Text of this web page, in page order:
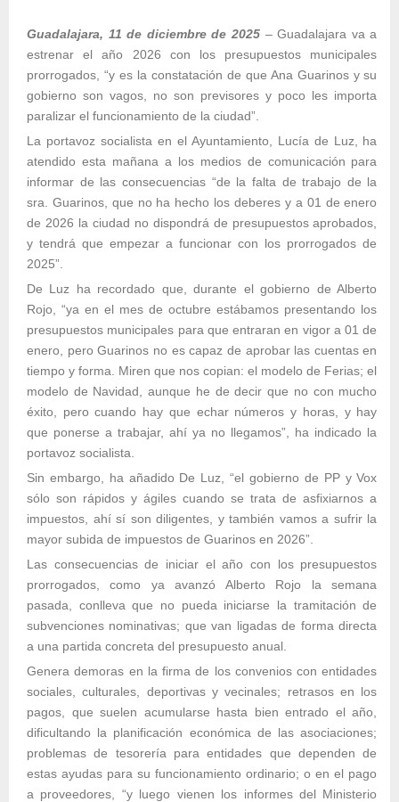
Guadalajara, 11 de diciembre de 2025 – Guadalajara va a
estrenar el año 2026 con los presupuestos municipales
prorrogados, “y es la constatación de que Ana Guarinos y su
gobierno son vagos, no son previsores y poco les importa
paralizar el funcionamiento de la ciudad”.
La portavoz socialista en el Ayuntamiento, Lucía de Luz, ha
atendido esta mañana a los medios de comunicación para
informar de las consecuencias “de la falta de trabajo de la
sra. Guarinos, que no ha hecho los deberes y a 01 de enero
de 2026 la ciudad no dispondrá de presupuestos aprobados,
y tendrá que empezar a funcionar con los prorrogados de
2025”.
De Luz ha recordado que, durante el gobierno de Alberto
Rojo, “ya en el mes de octubre estábamos presentando los
presupuestos municipales para que entraran en vigor a 01 de
enero, pero Guarinos no es capaz de aprobar las cuentas en
tiempo y forma. Miren que nos copian: el modelo de Ferias; el
modelo de Navidad, aunque he de decir que no con mucho
éxito, pero cuando hay que echar números y horas, y hay
que ponerse a trabajar, ahí ya no llegamos”, ha indicado la
portavoz socialista.
Sin embargo, ha añadido De Luz, “el gobierno de PP y Vox
sólo son rápidos y ágiles cuando se trata de asfixiarnos a
impuestos, ahí sí son diligentes, y también vamos a sufrir la
mayor subida de impuestos de Guarinos en 2026”.
Las consecuencias de iniciar el año con los presupuestos
prorrogados, como ya avanzó Alberto Rojo la semana
pasada, conlleva que no pueda iniciarse la tramitación de
subvenciones nominativas; que van ligadas de forma directa
a una partida concreta del presupuesto anual.
Genera demoras en la firma de los convenios con entidades
sociales, culturales, deportivas y vecinales; retrasos en los
pagos, que suelen acumularse hasta bien entrado el año,
dificultando la planificación económica de las asociaciones;
problemas de tesorería para entidades que dependen de
estas ayudas para su funcionamiento ordinario; o en el pago
a proveedores, “y luego vienen los informes del Ministerio